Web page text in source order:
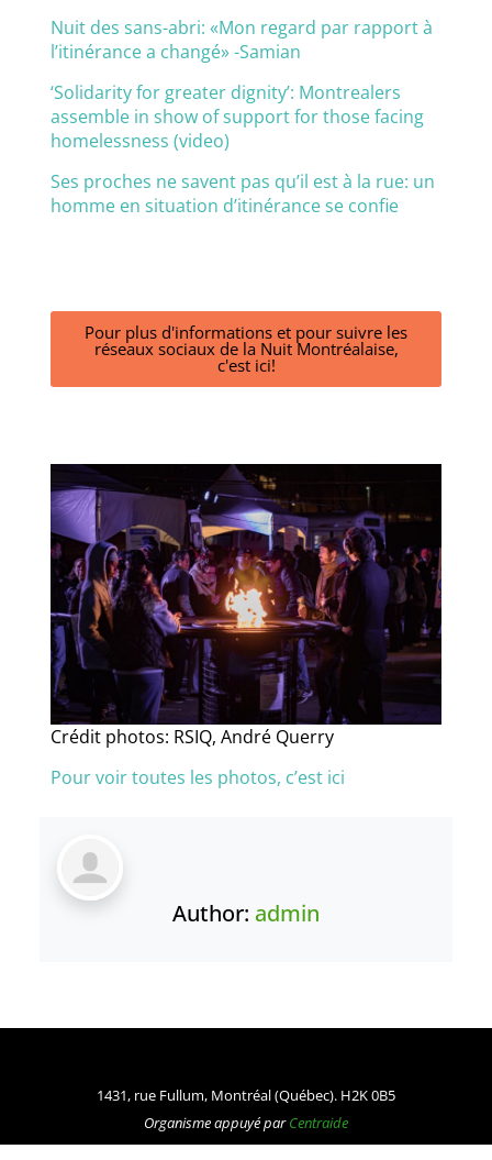
Nuit des sans-abri: «Mon regard par rapport à
l’itinérance a changé» -Samian
‘Solidarity for greater dignity’: Montrealers
assemble in show of support for those facing
homelessness (video)
Ses proches ne savent pas qu’il est à la rue: un
homme en situation d’itinérance se confie
Pour plus d'informations et pour suivre les
réseaux sociaux de la Nuit Montréalaise,
c'est ici!
Crédit photos: RSIQ, André Querry
Pour voir toutes les photos, c’est ici
Author: admin
1431, rue Fullum, Montréal (Québec). H2K 0B5
Organisme appuyé parCentraide